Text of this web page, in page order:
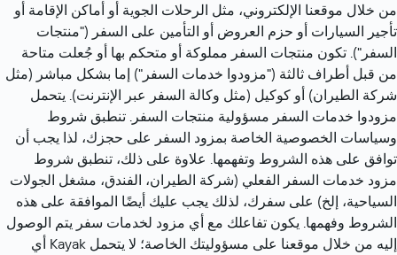
من خلال موقعنا الإلكتروني، مثل الرحلات الجوية أو أماكن الإقامة أو
تأجير السيارات أو حزم العروض أو التأمين على السفر ("منتجات
السفر"). تكون منتجات السفر مملوكة أو متحكم بها أو جُعلت متاحة
من قبل أطراف ثالثة ("مزودوا خدمات السفر") إما بشكل مباشر (مثل
شركة الطيران) أو كوكيل (مثل وكالة السفر عبر الإنترنت). يتحمل
مزودوا خدمات السفر مسؤولية منتجات السفر. تنطبق شروط
وسياسات الخصوصية الخاصة بمزود السفر على حجزك، لذا يجب أن
توافق على هذه الشروط وتفهمها. علاوة على ذلك، تنطبق شروط
مزود خدمات السفر الفعلي (شركة الطيران، الفندق، مشغل الجولات
السياحية، إلخ) على سفرك، لذلك يجب عليك أيضًا الموافقة على هذه
الشروط وفهمها. يكون تفاعلك مع أي مزود لخدمات سفر يتم الوصول
إليه من خلال موقعنا على مسؤوليتك الخاصة؛ لا يتحمل Kayak أي